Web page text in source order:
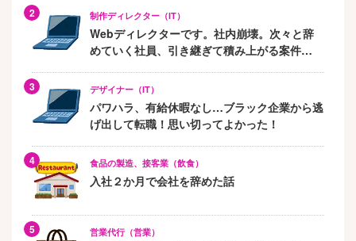
制作ディレクター（IT）
Webディレクターです。社内崩壊。次々と辞
めていく社員、引き継ぎて積み上がる案件…
デザイナー（IT）
パワハラ、有給休暇なし…ブラック企業から逃
げ出して転職！思い切ってよかった！
食品の製造、接客業（飲食）
入社２か月で会社を辞めた話
営業代行（営業）